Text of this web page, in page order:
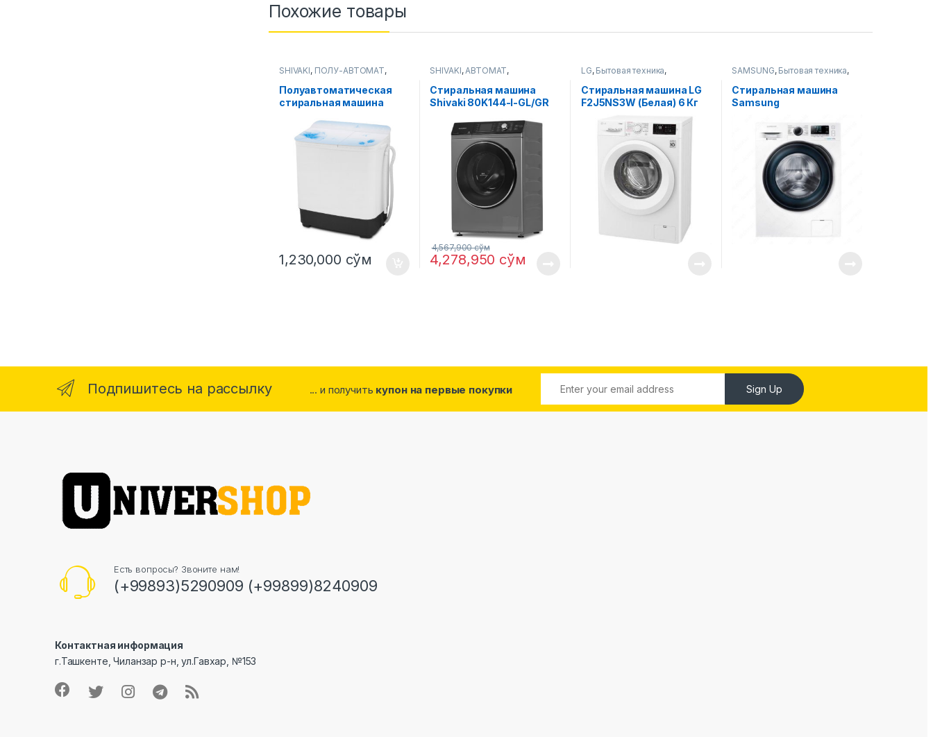
Похожие товары
SHIVAKI, ПОЛУ-АВТОМАТ,
Полуавтоматическая
стиральная машина
1,230,000 сўм
SHIVAKI,АВТОМАТ,
Стиральная машина
Shivaki 80K144-I-GL/GR
4,278,950 сўм
4,567,900сўм
LG, Бытовая техника,
Стиральная машина LG
F2J5NS3W (Белая) 6 Кг
SAMSUNG, Бытовая техника,
Стиральная машина
Samsung
Подпишитесь на рассылку ... и получить купон на первые покупки Sign Up
Есть вопросы? Звоните нам!
(+99893)5290909 (+99899)8240909
Контактная информация
г.Ташкенте, Чиланзар р-н, ул.Гавхар, №153